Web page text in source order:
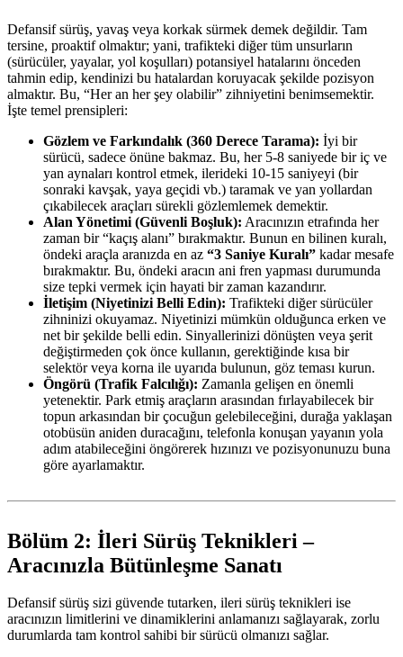
Defansif sürüş, yavaş veya korkak sürmek demek değildir. Tam
tersine, proaktif olmaktır; yani, trafikteki diğer tüm unsurların
(sürücüler, yayalar, yol koşulları) potansiyel hatalarını önceden
tahmin edip, kendinizi bu hatalardan koruyacak şekilde pozisyon
almaktır. Bu, “Her an her şey olabilir” zihniyetini benimsemektir.
İşte temel prensipleri:
Gözlem ve Farkındalık (360 Derece Tarama): İyi bir
sürücü, sadece önüne bakmaz. Bu, her 5-8 saniyede bir iç ve
yan aynaları kontrol etmek, ilerideki 10-15 saniyeyi (bir
sonraki kavşak, yaya geçidi vb.) taramak ve yan yollardan
çıkabilecek araçları sürekli gözlemlemek demektir.
Alan Yönetimi (Güvenli Boşluk): Aracınızın etrafında her
zaman bir “kaçış alanı” bırakmaktır. Bunun en bilinen kuralı,
öndeki araçla aranızda en az “3 Saniye Kuralı” kadar mesafe
bırakmaktır. Bu, öndeki aracın ani fren yapması durumunda
size tepki vermek için hayati bir zaman kazandırır.
İletişim (Niyetinizi Belli Edin): Trafikteki diğer sürücüler
zihninizi okuyamaz. Niyetinizi mümkün olduğunca erken ve
net bir şekilde belli edin. Sinyallerinizi dönüşten veya şerit
değiştirmeden çok önce kullanın, gerektiğinde kısa bir
selektör veya korna ile uyarıda bulunun, göz teması kurun.
Öngörü (Trafik Falcılığı): Zamanla gelişen en önemli
yetenektir. Park etmiş araçların arasından fırlayabilecek bir
topun arkasından bir çocuğun gelebileceğini, durağa yaklaşan
otobüsün aniden duracağını, telefonla konuşan yayanın yola
adım atabileceğini öngörerek hızınızı ve pozisyonunuzu buna
göre ayarlamaktır.
Bölüm 2: İleri Sürüş Teknikleri –
Aracınızla Bütünleşme Sanatı
Defansif sürüş sizi güvende tutarken, ileri sürüş teknikleri ise
aracınızın limitlerini ve dinamiklerini anlamanızı sağlayarak, zorlu
durumlarda tam kontrol sahibi bir sürücü olmanızı sağlar.